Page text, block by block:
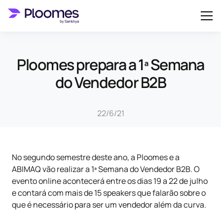
Ploomes prepara a 1ª Semana
do Vendedor B2B
22/6/21
No segundo semestre deste ano, a Ploomes e a
ABIMAQ vão realizar a 1ª Semana do Vendedor B2B. O
evento online acontecerá entre os dias 19 a 22 de julho
e contará com mais de 15 speakers que falarão sobre o
que é necessário para ser um vendedor além da curva.